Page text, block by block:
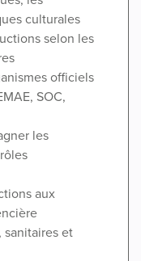
culturales
selon les
officiels
SOC,
les
aux
et